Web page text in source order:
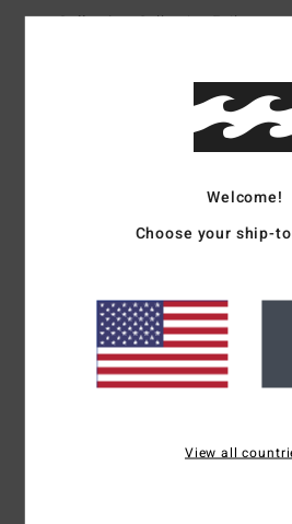
Collection :Collection Foil
Néoprène Superflex
Jersey Silicon Stretch
mousse
recyclée fabriquée à partir de
de néoprène pour une rétention
Modèle en partie recyclé
limiter les entrées d'eau et offrir
Détail de la couture interne :
renforcés avec ruban adhésif Melco
Encolure :col montant
Système d'ouverture :système
Welcome!
Choose your ship-
View all